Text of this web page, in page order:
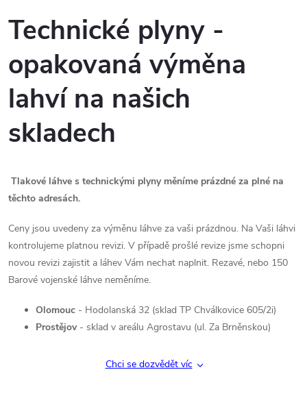
d
a
c
í
p
v
k
y
v
ý
á
n
k
o
n
Technické plyny -
opakovaná výměna
lahví na našich
skladech
Tlakové láhve s technickými plyny měníme prázdné za plné na
těchto adresách.
Ceny jsou uvedeny za výměnu láhve za vaši prázdnou. Na Vaši láhvi
kontrolujeme platnou revizi. V případě prošlé revize jsme schopni
novou revizi zajistit a láhev Vám nechat naplnit. Rezavé, nebo 150
Barové vojenské láhve neměníme.
Olomouc - Hodolanská 32 (sklad TP Chválkovice 605/2i)
Prostějov- sklad v areálu Agrostavu (ul. Za Brněnskou)
Chci se dozvědět víc